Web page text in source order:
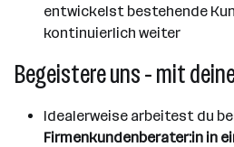
entwickelst bestehende
kontinuierlich weiter
Begeistere uns - mit
Idealerweise arbeitest du
Firmenkundenberater:in in